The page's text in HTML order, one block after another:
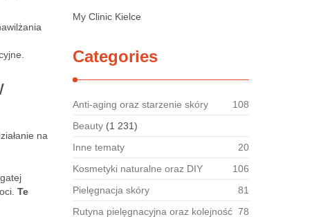
na
Te
My Clinic Kielce
Categories
Anti-aging oraz starzenie skóry
108
Beauty (1 231)
Inne tematy
20
Kosmetyki naturalne oraz DIY
106
Pielęgnacja skóry
81
Rutyna pielęgnacyjna oraz kolejność 78